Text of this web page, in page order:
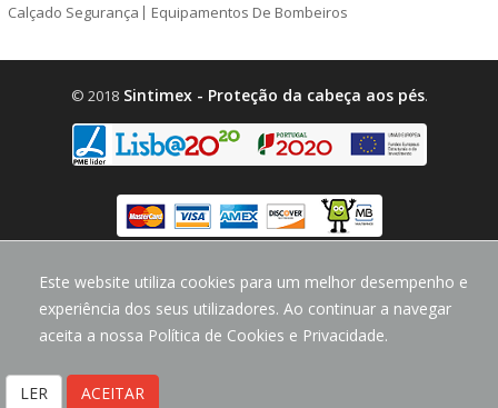
Este website utiliza cookies para um melhor desempenho e
experiência dos seus utilizadores. Ao continuar a navegar
aceita a nossa Política de Cookies e Privacidade.
LER ACEITAR
Calçado Segurança
Equipamentos De Bombeiros
© 2018Sintimex - Proteção da cabeça aos pés.
design byCodeMind.PT
Parceiro Digital desde 2018 Top 5% PME